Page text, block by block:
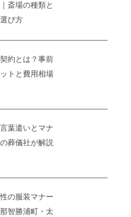
斎場の種類と
び方
約とは？事前
トと費用相場
葉遣いとマナ
葬儀社が解説
の服装マナー
那智勝浦町・太